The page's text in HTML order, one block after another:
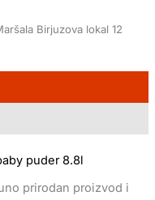
Birjuzova lokal 12
puder 8.8l
prirodan proizvod i